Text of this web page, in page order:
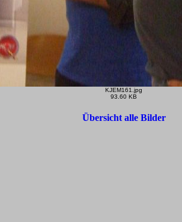
KJEM161.jpg
93.60 KB
Übersicht alle Bilder